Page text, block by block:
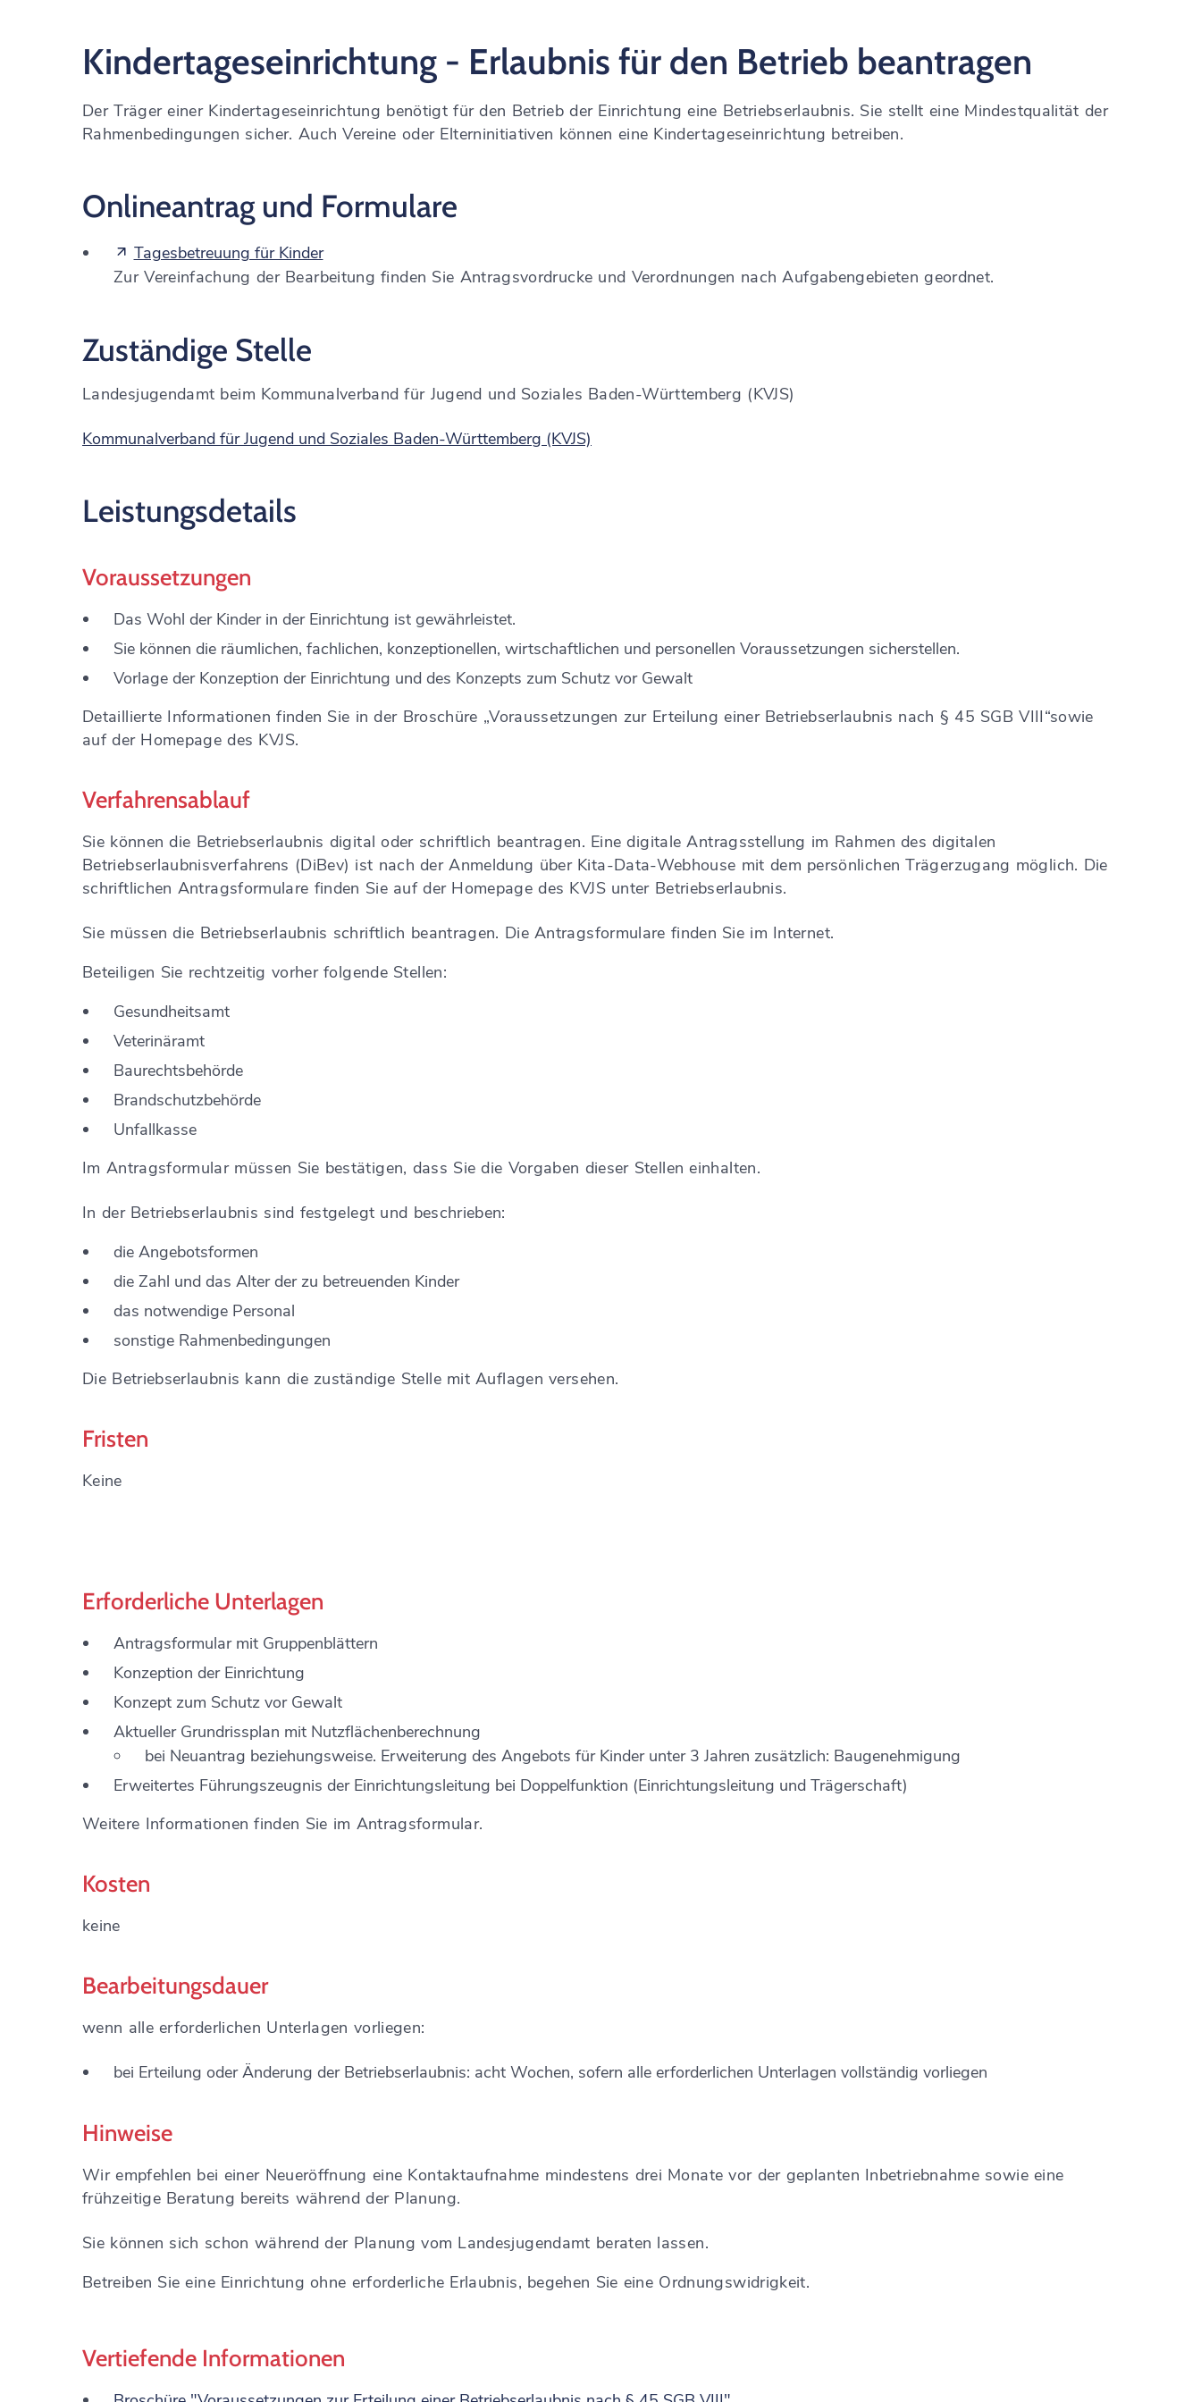
Kindertageseinrichtung - Erlaubnis für den Betrieb beantragen
Der Träger einer Kindertageseinrichtung benötigt für den Betrieb der Einrichtung eine Betriebserlaubnis. Sie stellt eine Mindestqualität der
Rahmenbedingungen sicher. Auch Vereine oder Elterninitiativen können eine Kindertageseinrichtung betreiben.
Onlineantrag und Formulare
Tagesbetreuung für Kinder
Zur Vereinfachung der Bearbeitung finden Sie Antragsvordrucke und Verordnungen nach Aufgabengebieten geordnet.
Zuständige Stelle
Landesjugendamt beim Kommunalverband für Jugend und Soziales Baden-Württemberg (KVJS)
Kommunalverband für Jugend und Soziales Baden-Württemberg (KVJS)
Leistungsdetails
Voraussetzungen
Das Wohl der Kinder in der Einrichtung ist gewährleistet.
Sie können die räumlichen, fachlichen, konzeptionellen, wirtschaftlichen und personellen Voraussetzungen sicherstellen.
Vorlage der Konzeption der Einrichtung und des Konzepts zum Schutz vor Gewalt
Detaillierte Informationen finden Sie in der Broschüre „Voraussetzungen zur Erteilung einer Betriebserlaubnis nach § 45 SGB VIII“sowie
auf der Homepage des KVJS.
Verfahrensablauf
Sie können die Betriebserlaubnis digital oder schriftlich beantragen. Eine digitale Antragsstellung im Rahmen des digitalen
Betriebserlaubnisverfahrens (DiBev) ist nach der Anmeldung über Kita-Data-Webhouse mit dem persönlichen Trägerzugang möglich. Die
schriftlichen Antragsformulare finden Sie auf der Homepage des KVJS unter Betriebserlaubnis.
Sie müssen die Betriebserlaubnis schriftlich beantragen. Die Antragsformulare finden Sie im Internet.
Beteiligen Sie rechtzeitig vorher folgende Stellen:
Gesundheitsamt
Veterinäramt
Baurechtsbehörde
Brandschutzbehörde
Unfallkasse
Im Antragsformular müssen Sie bestätigen, dass Sie die Vorgaben dieser Stellen einhalten.
In der Betriebserlaubnis sind festgelegt und beschrieben:
die Angebotsformen
die Zahl und das Alter der zu betreuenden Kinder
das notwendige Personal
sonstige Rahmenbedingungen
Die Betriebserlaubnis kann die zuständige Stelle mit Auflagen versehen.
Fristen
Keine
Erforderliche Unterlagen
Antragsformular mit Gruppenblättern
Konzeption der Einrichtung
Konzept zum Schutz vor Gewalt
Aktueller Grundrissplan mit Nutzflächenberechnung
bei Neuantrag beziehungsweise. Erweiterung des Angebots für Kinder unter 3 Jahren zusätzlich: Baugenehmigung
Erweitertes Führungszeugnis der Einrichtungsleitung bei Doppelfunktion (Einrichtungsleitung und Trägerschaft)
Weitere Informationen finden Sie im Antragsformular.
Kosten
keine
Bearbeitungsdauer
wenn alle erforderlichen Unterlagen vorliegen:
bei Erteilung oder Änderung der Betriebserlaubnis: acht Wochen, sofern alle erforderlichen Unterlagen vollständig vorliegen
Hinweise
Wir empfehlen bei einer Neueröffnung eine Kontaktaufnahme mindestens drei Monate vor der geplanten Inbetriebnahme sowie eine
frühzeitige Beratung bereits während der Planung.
Sie können sich schon während der Planung vom Landesjugendamt beraten lassen.
Betreiben Sie eine Einrichtung ohne erforderliche Erlaubnis, begehen Sie eine Ordnungswidrigkeit.
Vertiefende Informationen